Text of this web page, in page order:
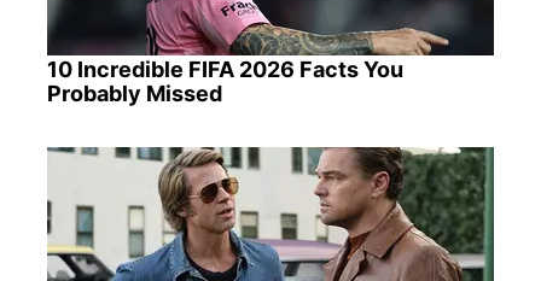
10 Incredible FIFA 2026 Facts You
Probably Missed